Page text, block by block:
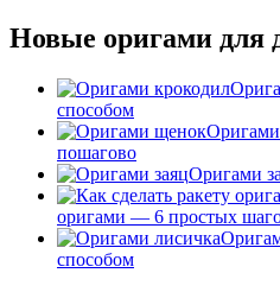
Новые оригами для
способом
пошагово
Оригами
оригами — 6 простых
способом